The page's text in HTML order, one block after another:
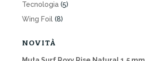
Tecnologia (5)
Wing Foil (8)
NOVITÀ